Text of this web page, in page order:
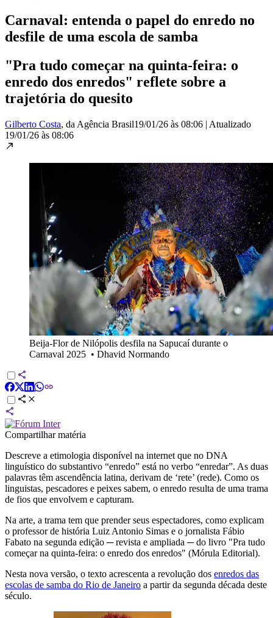
Carnaval: entenda o papel do enredo no
desfile de uma escola de samba
"Pra tudo começar na quinta-feira: o
enredo dos enredos" reflete sobre a
trajetória do quesito
Gilberto Costa, da Agência Brasil19/01/26 às 08:06 | Atualizado
19/01/26 às 08:06
Beija-Flor de Nilópolis desfila na Sapucaí durante o
Carnaval 2025 • Dhavid Normando
Compartilhar matéria
Descreve a etimologia disponível na internet que no DNA
linguístico do substantivo “enredo” está no verbo “enredar”. As duas
palavras têm ascendência latina, derivam de ‘rete’ (rede). Como os
linguistas, pescadores e peixes sabem, o enredo resulta de uma trama
de fios que envolvem e capturam.
Na arte, a trama tem que prender seus espectadores, como explicam
o professor de história Luiz Antonio Simas e o jornalista Fábio
Fabato na segunda edição ─ revista e ampliada ─ do livro "Pra tudo
começar na quinta-feira: o enredo dos enredos" (Mórula Editorial).
Nesta nova versão, o texto acrescenta a revolução dos enredos das
escolas de samba do Rio de Janeiro a partir da segunda década deste
século.